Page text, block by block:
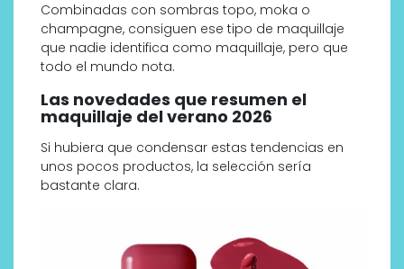
Combinadas con sombras topo, moka o
champagne, consiguen ese tipo de maquillaje
que nadie identifica como maquillaje, pero que
todo el mundo nota.
Las novedades que resumen el
maquillaje del verano 2026
Si hubiera que condensar estas tendencias en
unos pocos productos, la selección sería
bastante clara.